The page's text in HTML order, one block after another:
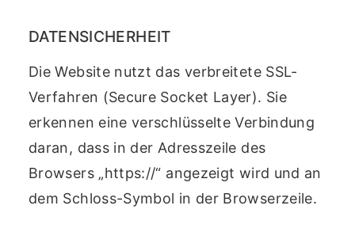
DATENSICHERHEIT
Die Website nutzt das verbreitete SSL-
Verfahren (Secure Socket Layer). Sie
erkennen eine verschlüsselte Verbindung
daran, dass in der Adresszeile des
Browsers „https://“ angezeigt wird und an
dem Schloss-Symbol in der Browserzeile.